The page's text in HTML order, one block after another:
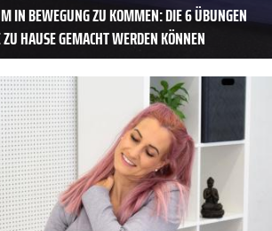
IN BEWEGUNG ZU KOMMEN: DIE 6 ÜBUNGEN
HAUSE GEMACHT WERDEN KÖNNEN